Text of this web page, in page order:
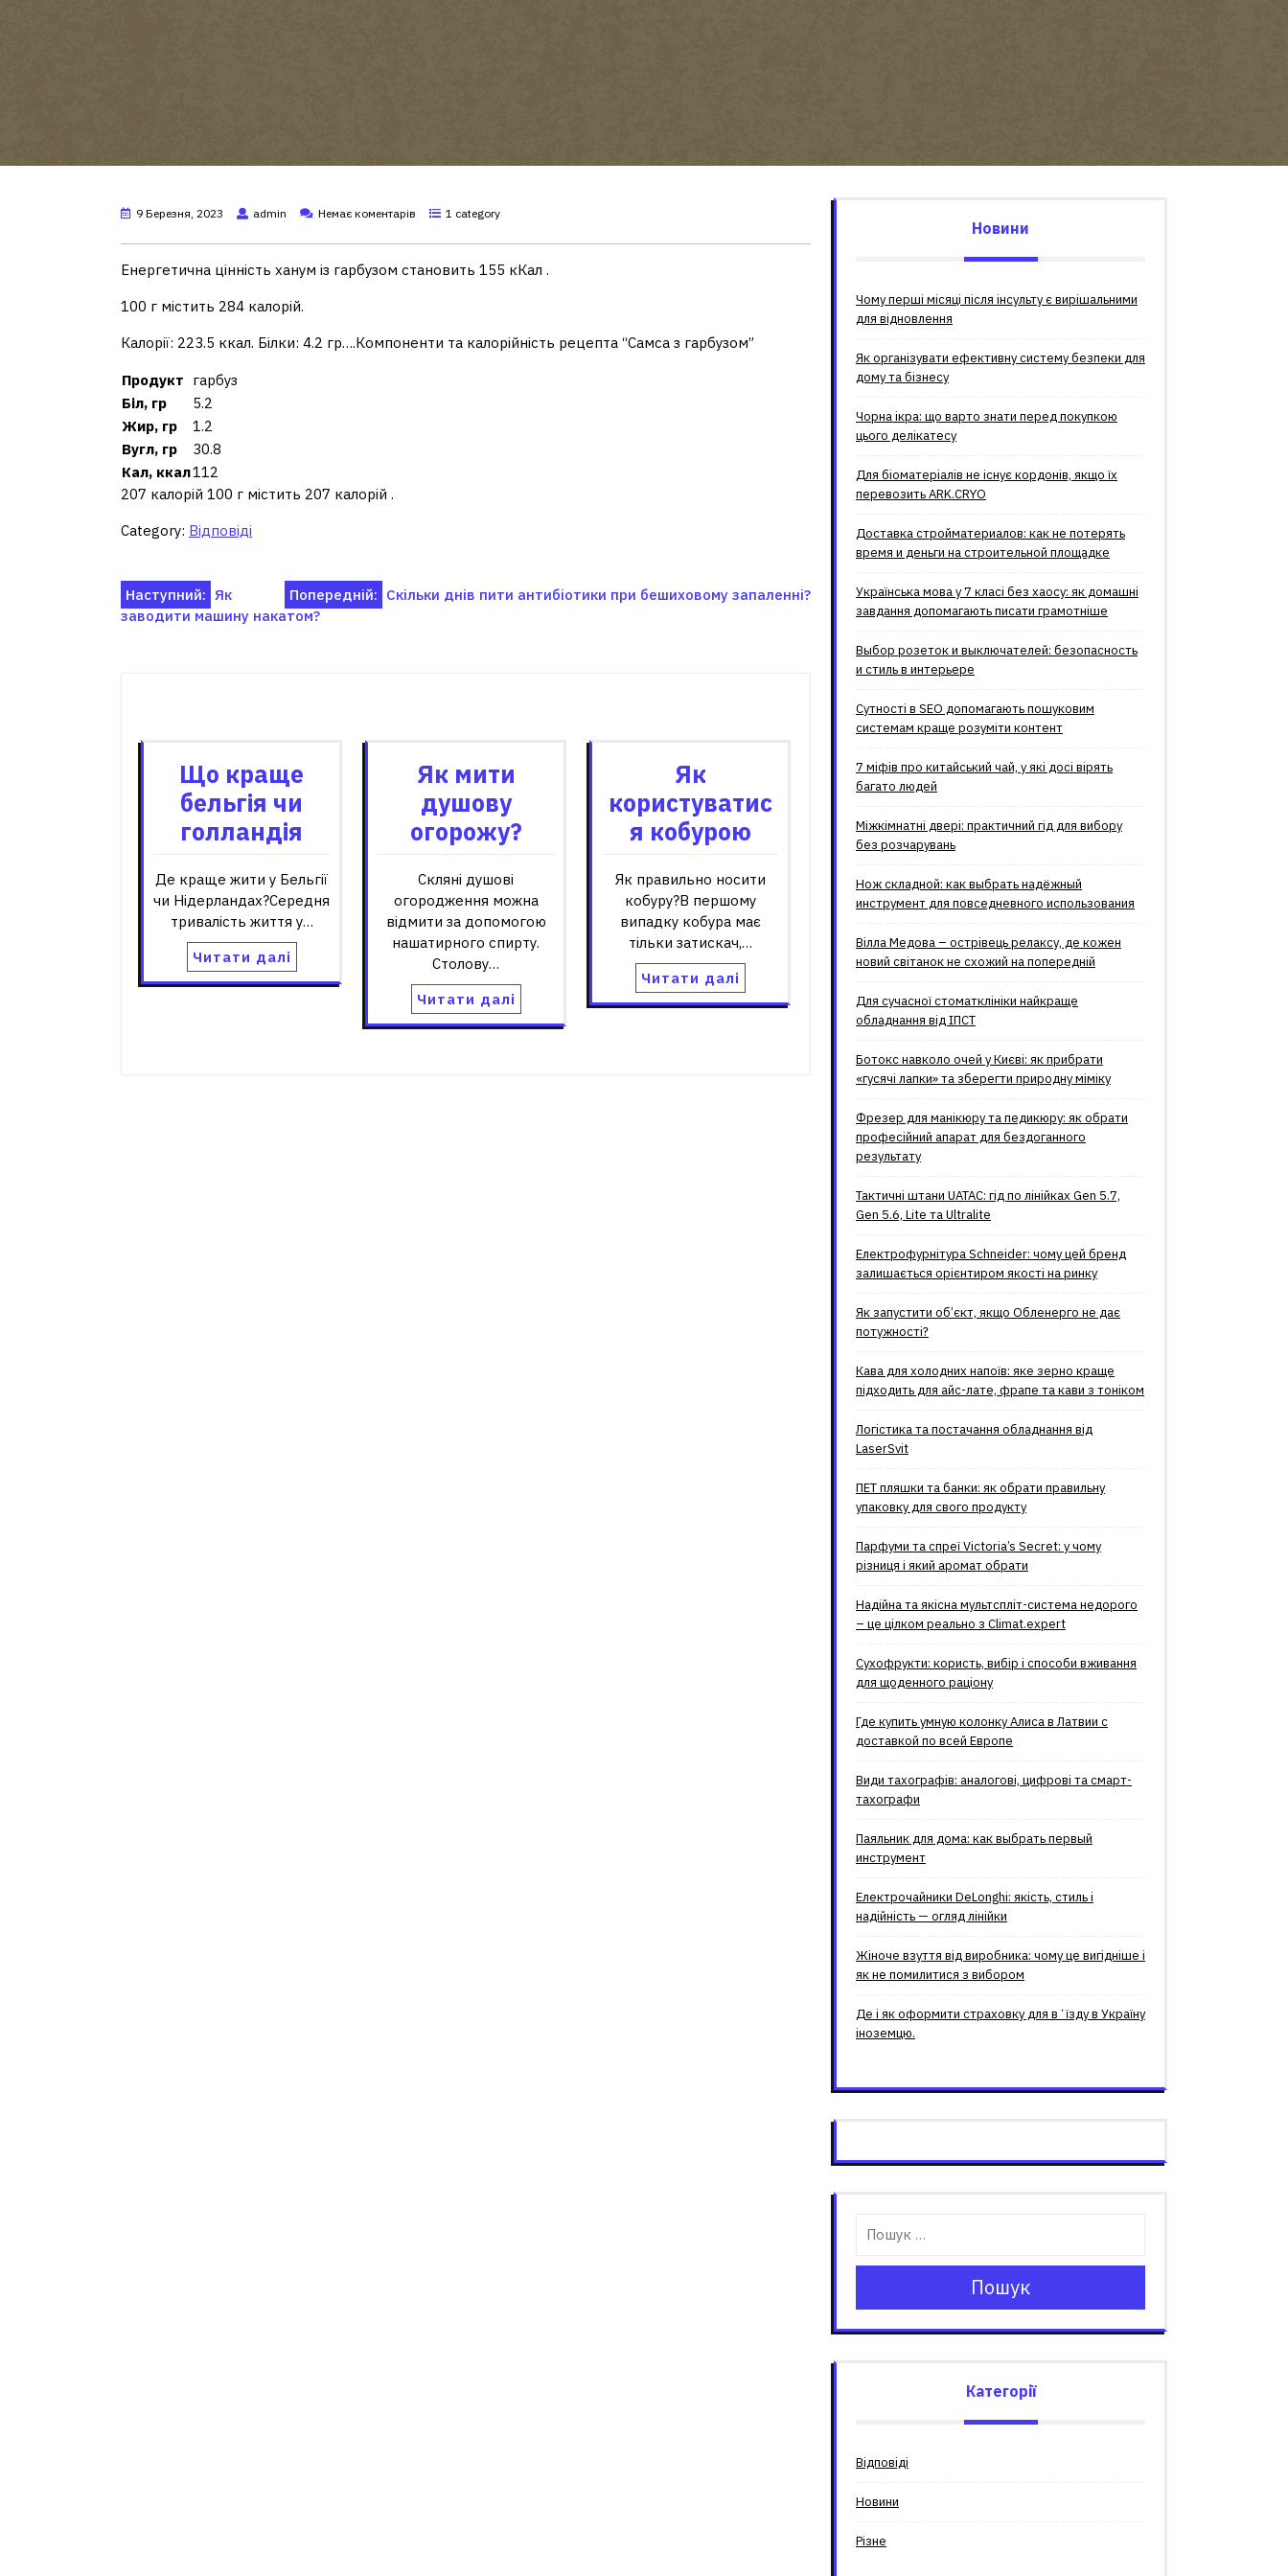
9 Березня, 2023 admin Немає коментарів 1 category
Енергетична цінність ханум із гарбузом становить 155 кКал .
100 г містить 284 калорій.
Калорії: 223.5 ккал. Білки: 4.2 гр….Компоненти та калорійність рецепта “Самса з гарбузом”
Продукт гарбуз
Біл, гр
5.2
Жир, гр
1.2
Вугл, гр
30.8
Кал, ккал112
207 калорій 100 г містить 207 калорій .
Category: Відповіді
Навігація
Попередній: Скільки днів пити антибіотики при бешиховому запаленні?
Наступний: Як
заводити машину накатом?
Що краще
бельгія чи
голландія
Де краще жити у Бельгії
чи Нідерландах?Середня
тривалість життя у…
Читати далі
Як мити
душову
огорожу?
Скляні душові
огородження можна
відмити за допомогою
нашатирного спирту.
Столову…
Читати далі
Як
користуватис
я кобурою
Як правильно носити
кобуру?В першому
випадку кобура має
тільки затискач,…
Читати далі
Новини
Чому перші місяці після інсульту є вирішальними
для відновлення
Як організувати ефективну систему безпеки для
дому та бізнесу
Чорна ікра: що варто знати перед покупкою
цього делікатесу
Для біоматеріалів не існує кордонів, якщо їх
перевозить ARK.CRYO
Доставка стройматериалов: как не потерять
время и деньги на строительной площадке
Українська мова у 7 класі без хаосу: як домашні
завдання допомагають писати грамотніше
Выбор розеток и выключателей: безопасность
и стиль в интерьере
Сутності в SEO допомагають пошуковим
системам краще розуміти контент
7 міфів про китайський чай, у які досі вірять
багато людей
Міжкімнатні двері: практичний гід для вибору
без розчарувань
Нож складной: как выбрать надёжный
инструмент для повседневного использования
Вілла Медова – острівець релаксу, де кожен
новий світанок не схожий на попередній
Для сучасної стоматклініки найкраще
обладнання від ІПСТ
Ботокс навколо очей у Києві: як прибрати
«гусячі лапки» та зберегти природну міміку
Фрезер для манікюру та педикюру: як обрати
професійний апарат для бездоганного
результату
Тактичні штани UATAC: гід по лінійках Gen 5.7,
Gen 5.6, Lite та Ultralite
Електрофурнітура Schneider: чому цей бренд
залишається орієнтиром якості на ринку
Як запустити об’єкт, якщо Обленерго не дає
потужності?
Кава для холодних напоїв: яке зерно краще
підходить для айс-лате, фрапе та кави з тоніком
Логістика та постачання обладнання від
LaserSvit
ПЕТ пляшки та банки: як обрати правильну
упаковку для свого продукту
Парфуми та спреї Victoria’s Secret: у чому
різниця і який аромат обрати
Надійна та якісна мультспліт-система недорого
– це цілком реально з Climat.еxpert
Сухофрукти: користь, вибір і способи вживання
для щоденного раціону
Где купить умную колонку Алиса в Латвии с
доставкой по всей Европе
Види тахографів: аналогові, цифрові та смарт-
тахографи
Паяльник для дома: как выбрать первый
инструмент
Електрочайники DeLonghi: якість, стиль і
надійність — огляд лінійки
Жіноче взуття від виробника: чому це вигідніше і
як не помилитися з вибором
Де і як оформити страховку для вʼїзду в Україну
іноземцю.
Пошук
Категорії
Відповіді
Новини
Різне